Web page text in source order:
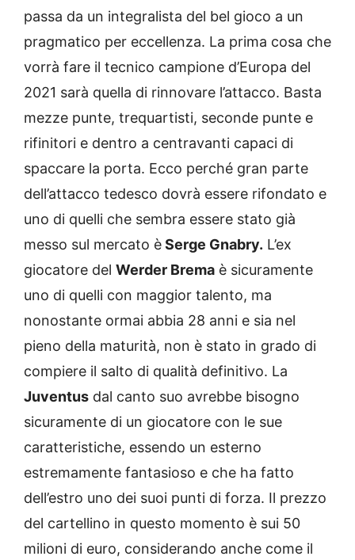
passa da un integralista del bel gioco a un
pragmatico per eccellenza. La prima cosa che
vorrà fare il tecnico campione d’Europa del
2021 sarà quella di rinnovare l’attacco. Basta
mezze punte, trequartisti, seconde punte e
rifinitori e dentro a centravanti capaci di
spaccare la porta. Ecco perché gran parte
dell’attacco tedesco dovrà essere rifondato e
uno di quelli che sembra essere stato già
messo sul mercato èSerge Gnabry. L’ex
giocatore del Werder Brema è sicuramente
uno di quelli con maggior talento, ma
nonostante ormai abbia 28 anni e sia nel
pieno della maturità, non è stato in grado di
compiere il salto di qualità definitivo. La
Juventus dal canto suo avrebbe bisogno
sicuramente di un giocatore con le sue
caratteristiche, essendo un esterno
estremamente fantasioso e che ha fatto
dell’estro uno dei suoi punti di forza. Il prezzo
del cartellino in questo momento è sui 50
milioni di euro, considerando anche come il